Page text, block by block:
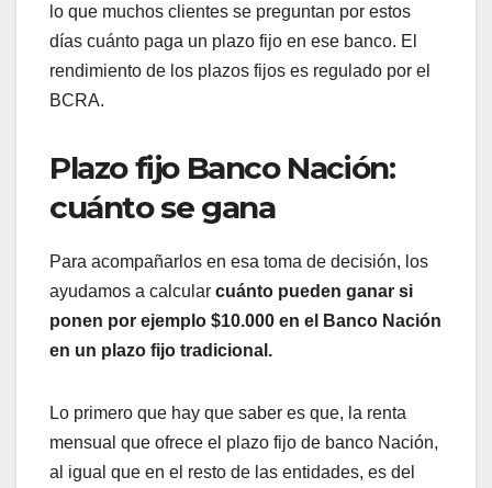
lo que muchos clientes se preguntan por estos
días cuánto paga un plazo fijo en ese banco. El
rendimiento de los plazos fijos es regulado por el
BCRA.
Plazo fijo Banco Nación:
cuánto se gana
Para acompañarlos en esa toma de decisión, los
ayudamos a calcular cuánto pueden ganar si
ponen por ejemplo $10.000 en el Banco Nación
en un plazo fijo tradicional.
Lo primero que hay que saber es que, la renta
mensual que ofrece el plazo fijo de banco Nación,
al igual que en el resto de las entidades, es del